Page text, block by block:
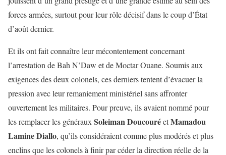
forces armées, surtout pour leur rôle décisif dans le coup d’État
d’août dernier.
Et ils ont fait connaître leur mécontentement concernant
l’arrestation de Bah N’Daw et de Moctar Ouane. Soumis aux
exigences des deux colonels, ces derniers tentent d’évacuer la
pression avec leur remaniement ministériel sans affronter
ouvertement les militaires. Pour preuve, ils avaient nommé pour
les remplacer les généraux Soleiman DoucouréetMamadou
Lamine Diallo, qu’ils considéraient comme plus modérés et plus
enclins que les colonels à finir par céder la direction réelle de la